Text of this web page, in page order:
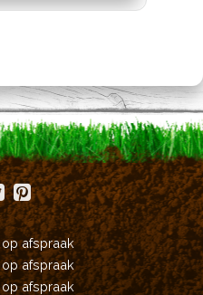
op afspraak
op afspraak
op afspraak